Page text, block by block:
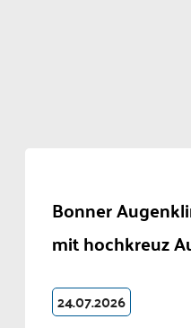
Bonner
mit hochkreuz
24.07.2026